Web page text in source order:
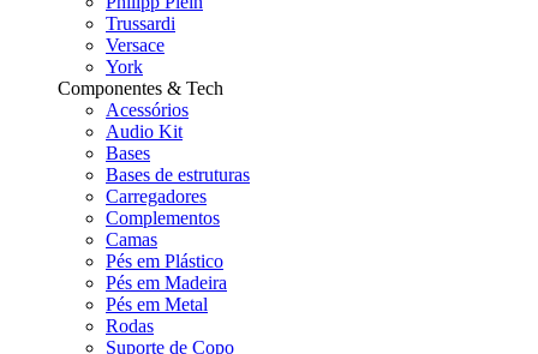
Trussardi
Versace
York
Componentes & Tech
Acessórios
Audio Kit
Bases
Bases de estruturas
Carregadores
Complementos
Camas
Pés em Plástico
Pés em Madeira
Pés em Metal
Rodas
Suporte de Copo